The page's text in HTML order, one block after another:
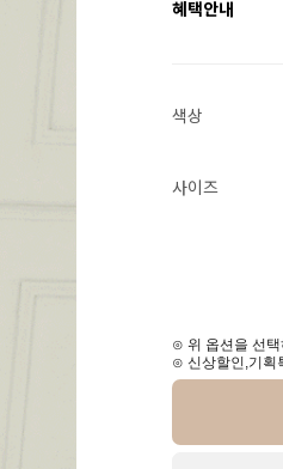
혜택안내
색상
사이즈
⊙ 위 옵션을 선
⊙ 신상할인,기획